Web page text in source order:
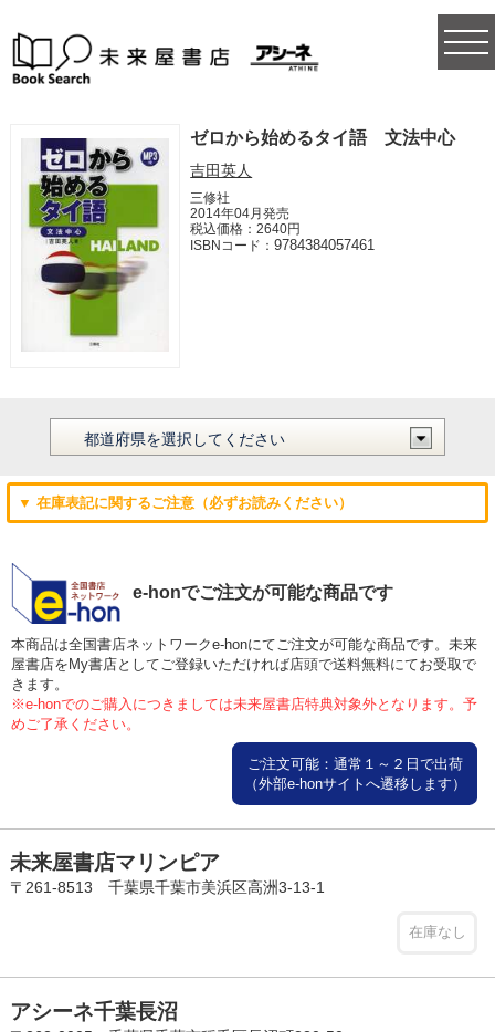
ゼロから始めるタイ語 文法中心
吉田英人
三修社
2014年04月発売
税込価格：2640円
ISBNコード：9784384057461
▼ 在庫表記に関するご注意（必ずお読みください）
e-honでご注文が可能な商品です
本商品は全国書店ネットワークe-honにてご注文が可能な商品です。未来
屋書店をMy書店としてご登録いただければ店頭で送料無料にてお受取で
きます。
※e-honでのご購入につきましては未来屋書店特典対象外となります。予
めご了承ください。
ご注文可能：通常１～２日で出荷
（外部e-honサイトへ遷移します）
未来屋書店マリンピア
〒261-8513 千葉県千葉市美浜区高洲3-13-1
在庫なし
アシーネ千葉長沼